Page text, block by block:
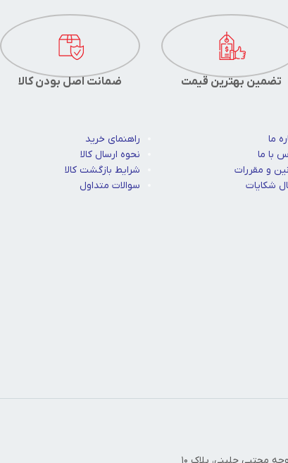
ضمانت اصل بودن کالا تضمین بهترین قیمت
راهنمای خرید
نحوه ارسال کالا
شرایط بازگشت کالا
سوالات متداول
ما
با ما
و مقررات
شکایات
مجتبی جلینی، پلاک ۱۰